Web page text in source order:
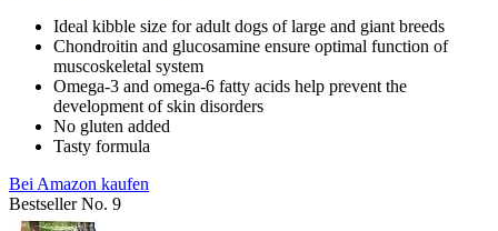
Ideal kibble size for adult dogs of large and giant breeds
Chondroitin and glucosamine ensure optimal function of
muscoskeletal system
Omega-3 and omega-6 fatty acids help prevent the
development of skin disorders
No gluten added
Tasty formula
Bei Amazon kaufen
Bestseller No. 9